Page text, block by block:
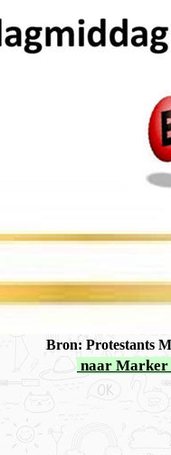
Bron: Protestants
naar Marker